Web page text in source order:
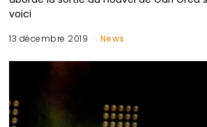
voici
13 décembre 2019 News